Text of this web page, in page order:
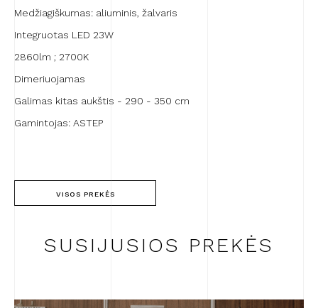
Medžiagiškumas: aliuminis, žalvaris
Integruotas LED 23W
2860lm ; 2700K
Dimeriuojamas
Galimas kitas aukštis - 290 - 350 cm
Gamintojas: ASTEP
VISOS PREKĖS
SUSIJUSIOS PREKĖS